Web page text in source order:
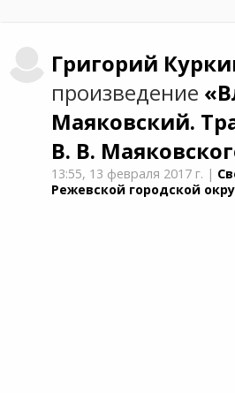
Григорий
произведение
Маяковский.
В. В.
13:55, 13 февраля 2017 г. |
Режевской городской